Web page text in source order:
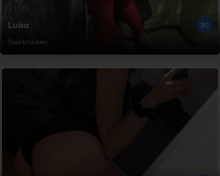
Luisa
30
Saarbrücken